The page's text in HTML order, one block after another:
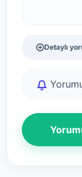
Detaylı